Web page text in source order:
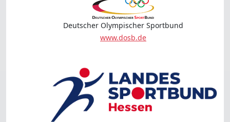
Deutscher Olympischer Sportbund
www.dosb.de